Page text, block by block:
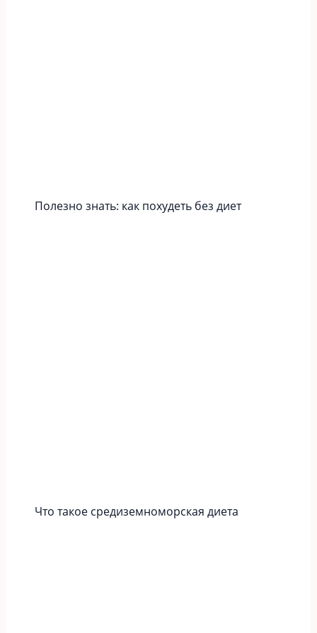
Полезно знать: как похудеть без диет
Что такое средиземноморская диета